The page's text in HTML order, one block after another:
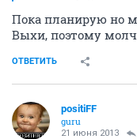
Пока планирую но
Выхи, поэтому
ОТВЕТИТЬ
positiFF
guru
21 июня 2013